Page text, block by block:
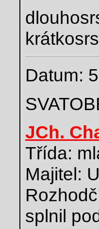
Datum:
JCh.
Třída:
Majitel:
splnil